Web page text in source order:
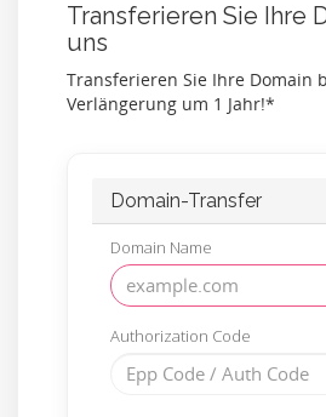
Transferieren Sie Ihre
uns
Transferieren Sie Ihre Domain
Verlängerung um 1 Jahr!*
Domain-Transfer
Domain Name
Authorization Code